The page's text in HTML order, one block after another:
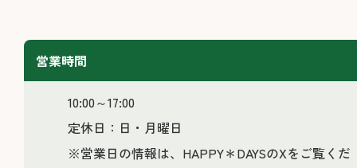
営業時間
10:00～17:00
定休日：日・月曜日
※営業日の情報は、HAPPY＊DAYSのXをご覧くだ